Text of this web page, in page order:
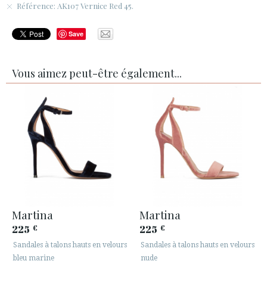
Référence: AK107 Vernice Red 45.
Save
Vous aimez peut-être également...
Martina
225 €
Sandales à talons hauts en velours
bleu marine
Martina
225 €
Sandales à talons hauts en velours
nude